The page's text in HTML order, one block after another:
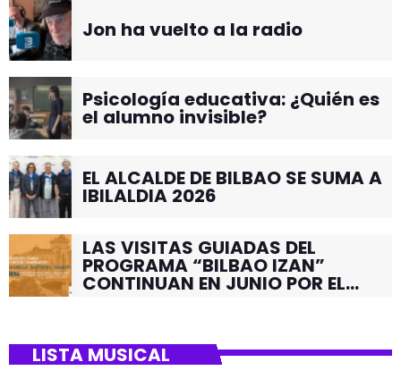
Jon ha vuelto a la radio
Psicología educativa: ¿Quién es
el alumno invisible?
EL ALCALDE DE BILBAO SE SUMA A
IBILALDIA 2026
LAS VISITAS GUIADAS DEL
PROGRAMA “BILBAO IZAN”
CONTINUAN EN JUNIO POR EL
LISTA MUSICAL